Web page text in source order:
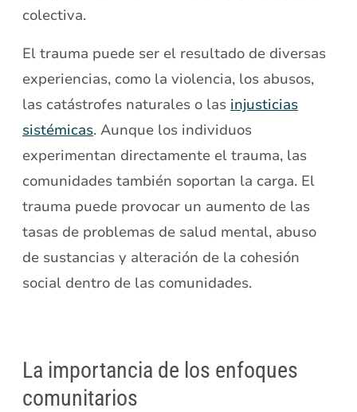
colectiva.
El trauma puede ser el resultado de diversas
experiencias, como la violencia, los abusos,
las catástrofes naturales o las injusticias
sistémicas. Aunque los individuos
experimentan directamente el trauma, las
comunidades también soportan la carga. El
trauma puede provocar un aumento de las
tasas de problemas de salud mental, abuso
de sustancias y alteración de la cohesión
social dentro de las comunidades.
La importancia de los enfoques
comunitarios